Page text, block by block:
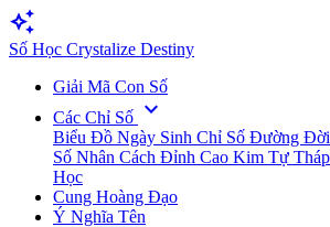
auto_awesome
Số Học Crystalize Destiny
Giải Mã Con Số
Các Chỉ Số expand_more
Biểu Đồ Ngày Sinh Chỉ Số Đường Đời
Số Nhân Cách Đỉnh Cao Kim Tự Tháp
Học
Cung Hoàng Đạo
Ý Nghĩa Tên